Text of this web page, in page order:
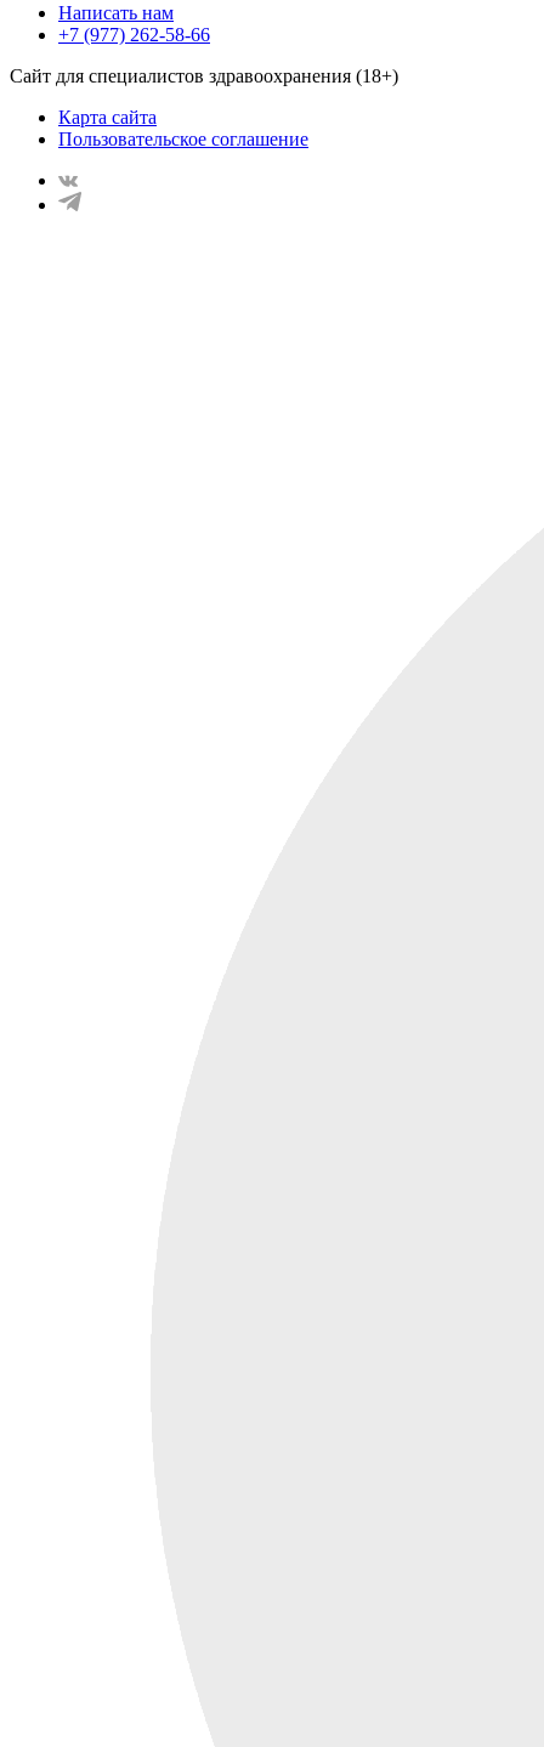
Написать нам
+7 (977) 262-58-66
Сайт для специалистов здравоохранения (18+)
Карта сайта
Пользовательское соглашение